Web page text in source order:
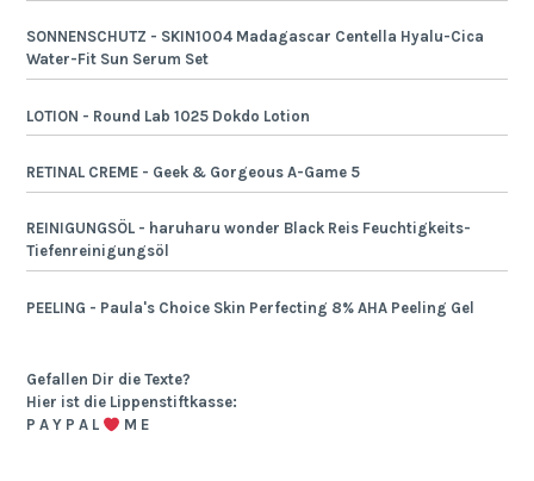
SONNENSCHUTZ - SKIN1004 Madagascar Centella Hyalu-Cica
Water-Fit Sun Serum Set
LOTION - Round Lab 1025 Dokdo Lotion
RETINAL CREME - Geek & Gorgeous A-Game 5
REINIGUNGSÖL - haruharu wonder Black Reis Feuchtigkeits-
Tiefenreinigungsöl
PEELING - Paula's Choice Skin Perfecting 8% AHA Peeling Gel
Gefallen Dir die Texte?
Hier ist die Lippenstiftkasse:
P A Y P A L
M E